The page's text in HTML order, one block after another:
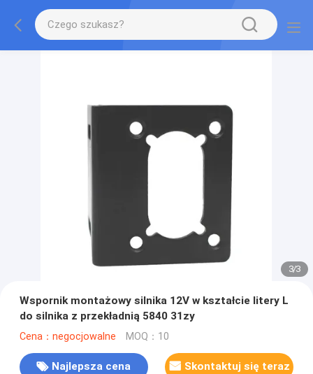
3/3
Wspornik montażowy silnika 12V w kształcie litery L
do silnika z przekładnią 5840 31zy
Cena：negocjowalne MOQ：10
Najlepsza cena Skontaktuj się teraz